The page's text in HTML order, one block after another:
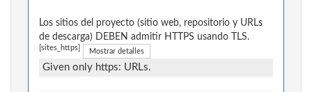
Los sitios del proyecto (sitio web, repositorio y URLs
de descarga) DEBEN admitir HTTPS usando TLS.
[sites_https] Mostrar detalles
Given only https: URLs.